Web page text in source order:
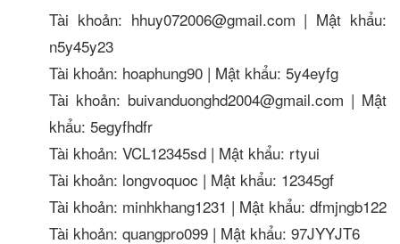
Tài khoản: hhuy072006@gmail.com | Mật khẩu:
n5y45y23
Tài khoản: hoaphung90 | Mật khẩu: 5y4eyfg
Tài khoản: buivanduonghd2004@gmail.com | Mật
khẩu: 5egyfhdfr
Tài khoản: VCL12345sd | Mật khẩu: rtyui
Tài khoản: longvoquoc | Mật khẩu: 12345gf
Tài khoản: minhkhang1231 | Mật khẩu: dfmjngb122
Tài khoản: quangpro099 | Mật khẩu: 97JYYJT6